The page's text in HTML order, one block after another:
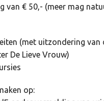
van € 50,- (meer mag
(met uitzondering
De Lieve Vrouw)
op: